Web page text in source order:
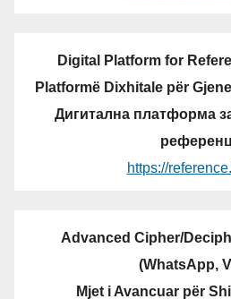
Digital Platform for
Platformë Dixhitale për
Дигитална платформа
https://
Advanced Cipher/
(WhatsApp,
Mjet i Avancuar për